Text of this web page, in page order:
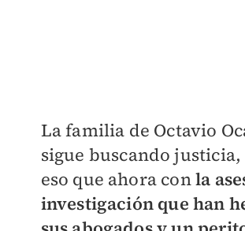
La familia de Octavio
sigue buscando
eso que ahora conla
investigación que han